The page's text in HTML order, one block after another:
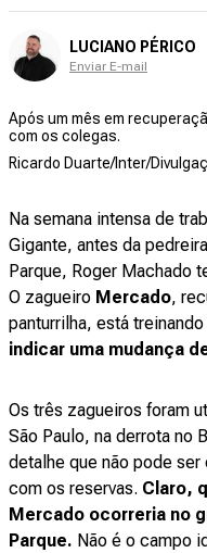
LUCIANO PÉRICO
Enviar E-mail
Após um mês em
com os colegas.
Ricardo Duarte/Inter/
Na semana intensa de
Gigante, antes da
Parque, Roger Machado
O zagueiro Mercado,
panturrilha, está
indicar uma mudança
Os três zagueiros foram
São Paulo, na derrota no
detalhe que não pode
com os reservas. Claro,
Mercado ocorreria no
Parque. Não é o campo